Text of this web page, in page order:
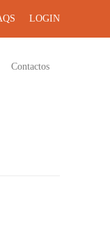
LOGIN
Contactos